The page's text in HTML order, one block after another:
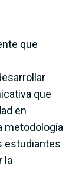
que
que
en
metodología
estudiantes
la